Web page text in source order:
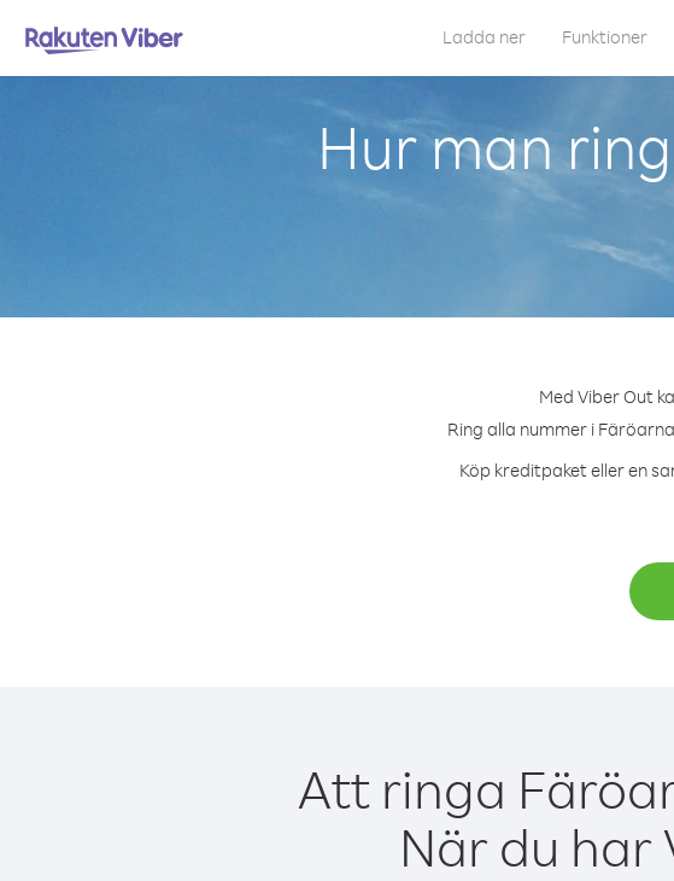
Ladda ner Funktioner
Hur man
Med Viber Out
Ring alla nummer i
Köp kreditpaket eller en
Att ringa
När du har